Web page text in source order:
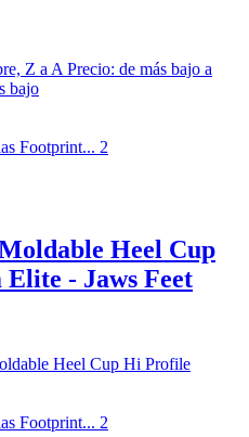
Z a APrecio: de más bajo a
bajo
Heel Cup
- Jaws Feet
Heel Cup Hi Profile